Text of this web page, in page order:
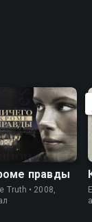
правды
Truth • 2008,